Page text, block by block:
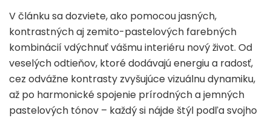
V článku sa dozviete, ako pomocou jasných,
kontrastných aj zemito-pastelových farebných
kombinácií vdýchnuť vášmu interiéru nový život. Od
veselých odtieňov, ktoré dodávajú energiu a radosť,
cez odvážne kontrasty zvyšujúce vizuálnu dynamiku,
až po harmonické spojenie prírodných a jemných
pastelových tónov – každý si nájde štýl podľa svojho